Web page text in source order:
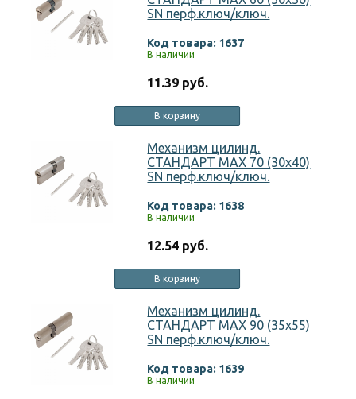
SN перф.ключ/ключ.
Код товара: 1637
В наличии
11.39 руб.
В корзину
Механизм цилинд.
СТАНДАРТ MAX 70 (30х40)
SN перф.ключ/ключ.
Код товара: 1638
В наличии
12.54 руб.
В корзину
Механизм цилинд.
СТАНДАРТ MAX 90 (35х55)
SN перф.ключ/ключ.
Код товара: 1639
В наличии